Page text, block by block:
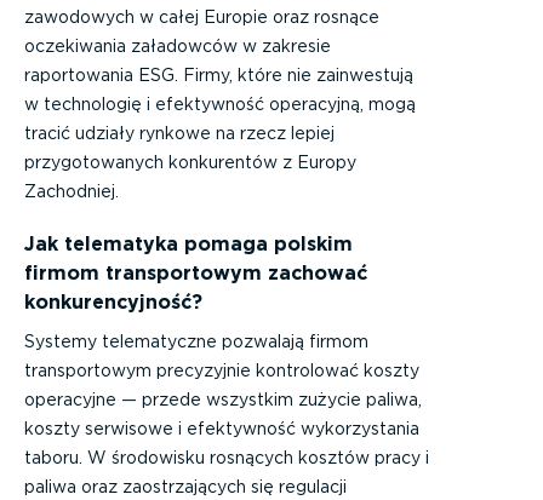
zawodowych w całej Europie oraz rosnące
oczekiwania załadowców w zakresie
raportowania ESG. Firmy, które nie zainwestują
w technologię i efektywność operacyjną, mogą
tracić udziały rynkowe na rzecz lepiej
przygotowanych konkurentów z Europy
Zachodniej.
Jak telematyka pomaga polskim
firmom transportowym zachować
konkurencyjność?
Systemy telematyczne pozwalają firmom
transportowym precyzyjnie kontrolować koszty
operacyjne — przede wszystkim zużycie paliwa,
koszty serwisowe i efektywność wykorzystania
taboru. W środowisku rosnących kosztów pracy i
paliwa oraz zaostrzających się regulacji